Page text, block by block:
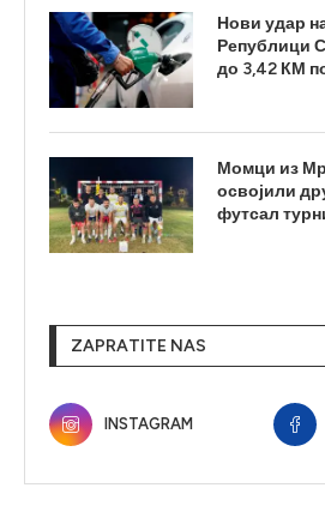
Нови удар
Републици
до 3,42 КМ
Момци из
освојили
футсал
ZAPRATITE NAS
INSTAGRAM